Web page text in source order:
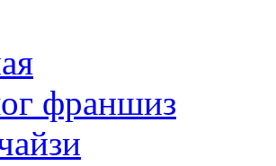
франшиз